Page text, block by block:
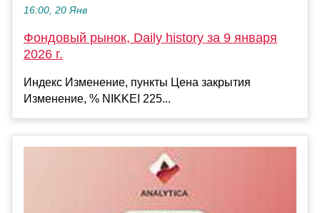
16:00, 20 Янв
Фондовый рынок, Daily history за 9 января
2026 г.
Индекс Изменение, пункты Цена закрытия
Изменение, % NIKKEI 225...